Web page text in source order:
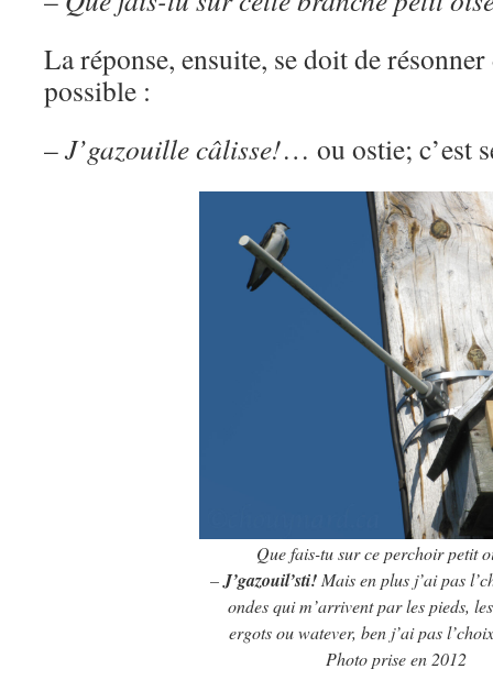
La réponse, ensuite, se doit de
possible :
–J’gazouille câlisse!… ou ostie; c’est
Que fais-tu sur ce perchoir petit
–J’gazouil’sti!Mais en plus j’ai pas
ondes qui m’arrivent par les pieds,
ergots ou watever, ben j’ai pas
Photo prise en 2012